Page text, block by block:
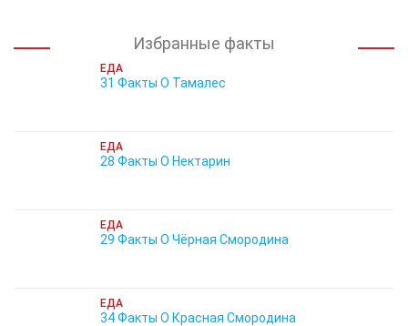
Избранные факты
ЕДА
31 Факты О Тамалес
ЕДА
28 Факты О Нектарин
ЕДА
29 Факты О Чёрная Смородина
ЕДА
34 Факты О Красная Смородина